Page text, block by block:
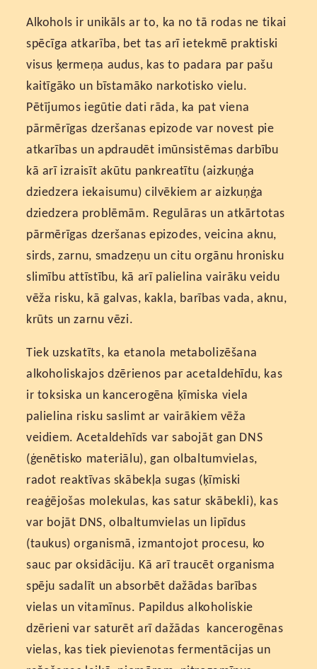
Alkohols ir unikāls ar to, ka no tā rodas ne tikai
spēcīga atkarība, bet tas arī ietekmē praktiski
visus ķermeņa audus, kas to padara par pašu
kaitīgāko un bīstamāko narkotisko vielu.
Pētījumos iegūtie dati rāda, ka pat viena
pārmērīgas dzeršanas epizode var novest pie
atkarības un apdraudēt imūnsistēmas darbību
kā arī izraisīt akūtu pankreatītu (aizkuņģa
dziedzera iekaisumu) cilvēkiem ar aizkuņģa
dziedzera problēmām. Regulāras un atkārtotas
pārmērīgas dzeršanas epizodes, veicina aknu,
sirds, zarnu, smadzeņu un citu orgānu hronisku
slimību attīstību, kā arī palielina vairāku veidu
vēža risku, kā galvas, kakla, barības vada, aknu,
krūts un zarnu vēzi.
Tiek uzskatīts, ka etanola metabolizēšana
alkoholiskajos dzērienos par acetaldehīdu, kas
ir toksiska un kancerogēna ķīmiska viela
palielina risku saslimt ar vairākiem vēža
veidiem. Acetaldehīds var sabojāt gan DNS
(ģenētisko materiālu), gan olbaltumvielas,
radot reaktīvas skābekļa sugas (ķīmiski
reaģējošas molekulas, kas satur skābekli), kas
var bojāt DNS, olbaltumvielas un lipīdus
(taukus) organismā, izmantojot procesu, ko
sauc par oksidāciju. Kā arī traucēt organisma
spēju sadalīt un absorbēt dažādas barības
vielas un vitamīnus. Papildus alkoholiskie
dzērieni var saturēt arī dažādas kancerogēnas
vielas, kas tiek pievienotas fermentācijas un